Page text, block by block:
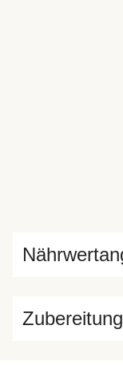
Zubereitung